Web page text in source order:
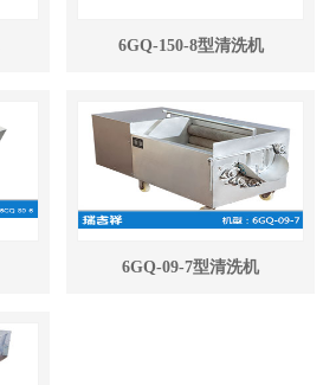
6GQ-150-8型清洗机
6GQ-09-7型清洗机